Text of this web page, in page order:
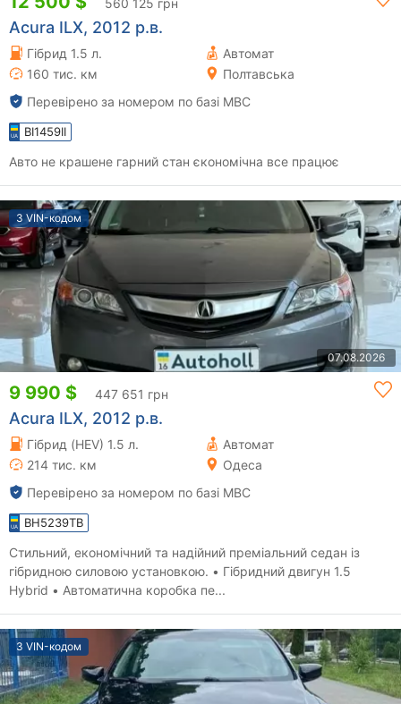
Acura ILX, 2012 р.в.
Гібрид 1.5 л.
Автомат
160 тис. км
Полтавська
Перевірено за номером по базі МВС
BI1459II
Авто не крашене гарний стан єкономічна все працює
З VIN-кодом
07.08.2026
9 990 $ 447 651 грн
Acura ILX, 2012 р.в.
Гібрид (HEV) 1.5 л.
Автомат
214 тис. км
Одеса
Перевірено за номером по базі МВС
BH5239TB
Стильний, економічний та надійний преміальний седан із
гібридною силовою установкою. • Гібридний двигун 1.5
Hybrid • Автоматична коробка пе...
З VIN-кодом